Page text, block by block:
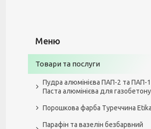
Товари та послуги
Пудра алюмінієва ПАП-2 та ПАП-1
Паста алюмінієва для газобетону
Порошкова фарба Туреччина Etika
Парафін та вазелін безбарвний